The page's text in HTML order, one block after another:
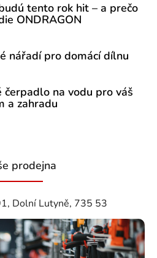
tento rok hit – a prečo
ONDRAGON
nářadí pro domácí dílnu
čerpadlo na vodu pro váš
a zahradu
prodejna
Dolní Lutyně, 735 53